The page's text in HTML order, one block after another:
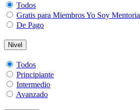
Todos
Gratis para Miembros Yo Soy Mentoria
De Pago
Nivel
Todos
Principiante
Intermedio
Avanzado